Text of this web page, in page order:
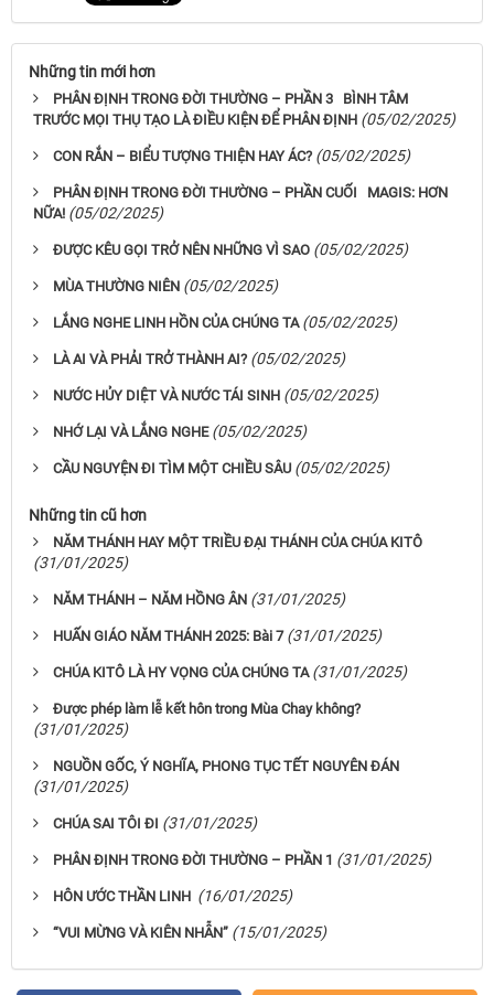
Những tin mới hơn
PHÂN ĐỊNH TRONG ĐỜI THƯỜNG – PHẦN 3 BÌNH TÂM
TRƯỚC MỌI THỤ TẠO LÀ ĐIỀU KIỆN ĐỂ PHÂN ĐỊNH (05/02/2025)
CON RẮN – BIỂU TƯỢNG THIỆN HAY ÁC? (05/02/2025)
PHÂN ĐỊNH TRONG ĐỜI THƯỜNG – PHẦN CUỐI MAGIS: HƠN
NỮA! (05/02/2025)
ĐƯỢC KÊU GỌI TRỞ NÊN NHỮNG VÌ SAO (05/02/2025)
MÙA THƯỜNG NIÊN (05/02/2025)
LẮNG NGHE LINH HỒN CỦA CHÚNG TA (05/02/2025)
LÀ AI VÀ PHẢI TRỞ THÀNH AI? (05/02/2025)
NƯỚC HỦY DIỆT VÀ NƯỚC TÁI SINH (05/02/2025)
NHỚ LẠI VÀ LẮNG NGHE (05/02/2025)
CẦU NGUYỆN ĐI TÌM MỘT CHIỀU SÂU (05/02/2025)
Những tin cũ hơn
NĂM THÁNH HAY MỘT TRIỀU ĐẠI THÁNH CỦA CHÚA KITÔ
(31/01/2025)
NĂM THÁNH – NĂM HỒNG ÂN (31/01/2025)
HUẤN GIÁO NĂM THÁNH 2025: Bài 7 (31/01/2025)
CHÚA KITÔ LÀ HY VỌNG CỦA CHÚNG TA (31/01/2025)
Được phép làm lễ kết hôn trong Mùa Chay không?
(31/01/2025)
NGUỒN GỐC, Ý NGHĨA, PHONG TỤC TẾT NGUYÊN ĐÁN
(31/01/2025)
CHÚA SAI TÔI ĐI (31/01/2025)
PHÂN ĐỊNH TRONG ĐỜI THƯỜNG – PHẦN 1 (31/01/2025)
HÔN ƯỚC THẦN LINH (16/01/2025)
“VUI MỪNG VÀ KIÊN NHẪN” (15/01/2025)